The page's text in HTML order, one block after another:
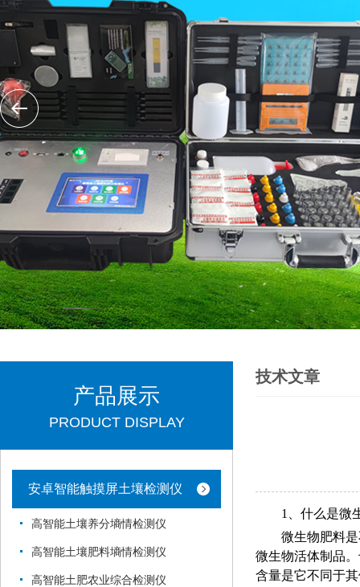
产品展示
PRODUCT DISPLAY
安卓智能触摸屏土壤检测仪
高智能土壤养分墒情检测仪
高智能土壤肥料墒情检测仪
高智能土肥农业综合检测仪
技术文章
1、什么是微
微生物肥料
微生物活体制品
含量是它不同于